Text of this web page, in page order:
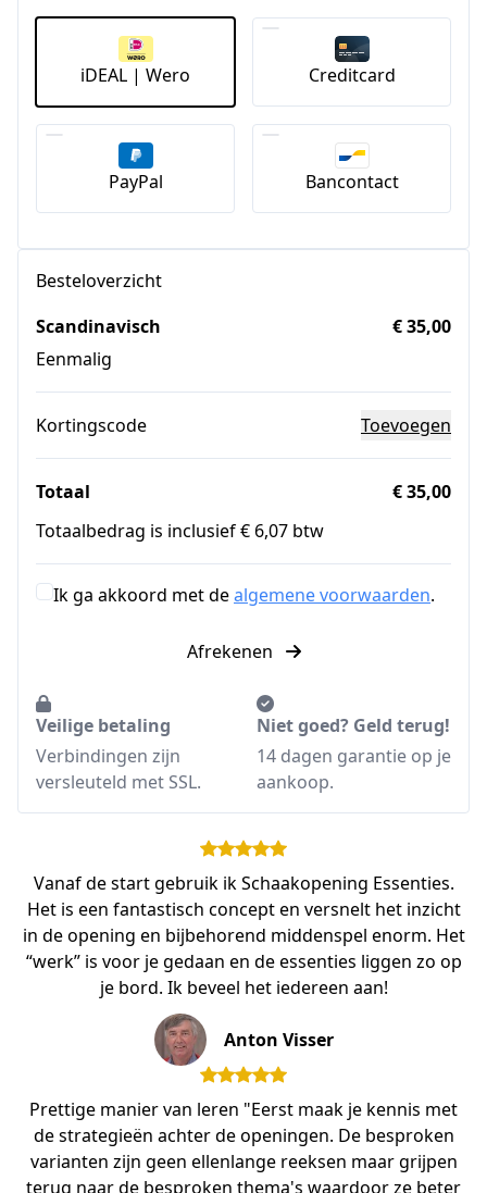
iDEAL | Wero Creditcard
PayPal Bancontact
Besteloverzicht
Scandinavisch
Eenmalig
€ 35,00
Kortingscode Toevoegen
Totaal
€ 35,00
Totaalbedrag is inclusief € 6,07 btw
Ik ga akkoord met dealgemene voorwaarden.
Afrekenen
Veilige betaling
Verbindingen zijn
versleuteld met SSL.
Niet goed? Geld terug!
14 dagen garantie op je
aankoop.
Vanaf de start gebruik ik Schaakopening Essenties.
Het is een fantastisch concept en versnelt het inzicht
in de opening en bijbehorend middenspel enorm. Het
“werk” is voor je gedaan en de essenties liggen zo op
je bord. Ik beveel het iedereen aan!
Anton Visser
Prettige manier van leren "Eerst maak je kennis met
de strategieën achter de openingen. De besproken
varianten zijn geen ellenlange reeksen maar grijpen
terug naar de besproken thema's waardoor ze beter